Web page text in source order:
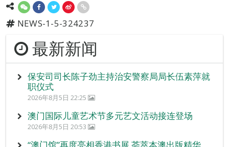
NEWS-1-5-324237
最新新闻
保安司司长陈子劲主持治安警察局局长伍素萍就
职仪式
2026年8月5日 22:25
澳门国际儿童艺术节多元艺文活动接连登场
2026年8月5日 20:53